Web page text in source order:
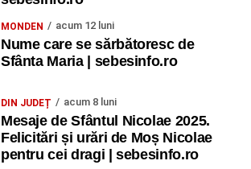
MONDEN acum 12 luni
Nume care se sărbătoresc de
Sfânta Maria | sebesinfo.ro
DIN JUDEȚ acum 8 luni
Mesaje de Sfântul Nicolae 2025.
Felicitări și urări de Moș Nicolae
pentru cei dragi | sebesinfo.ro